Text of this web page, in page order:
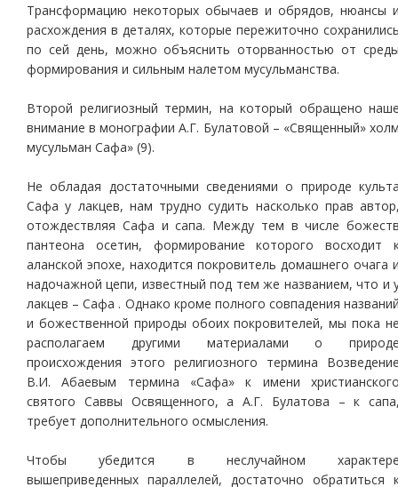
Трансформацию некоторых обычаев и обрядов, нюансы
расхождения в деталях, которые пережиточно
по сей день, можно объяснить оторванностью от
формирования и сильным налетом мусульманства.
Второй религиозный термин, на который обращено
внимание в монографии А.Г. Булатовой – «Священный»
мусульман Сафа» (9).
Не обладая достаточными сведениями о природе
Сафа у лакцев, нам трудно судить насколько прав
отождествляя Сафа и сапа. Между тем в числе
пантеона осетин, формирование которого восходит
аланской эпохе, находится покровитель домашнего очага
надочажной цепи, известный под тем же названием, что и
лакцев – Сафа . Однако кроме полного совпадения
и божественной природы обоих покровителей, мы пока
располагаем другими материалами о
происхождения этого религиозного термина
В.И. Абаевым термина «Сафа» к имени
святого Саввы Освященного, а А.Г. Булатова – к
требует дополнительного осмысления.
Чтобы убедится в неслучайном
вышеприведенных параллелей, достаточно обратиться